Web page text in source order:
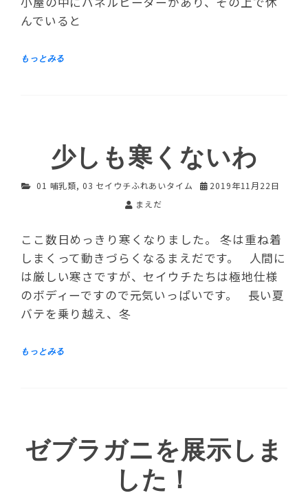
んでいると
少しも寒くないわ
01 哺乳類, 03 セイウチふれあいタイム
2019年11月22日
まえだ
ここ数日めっきり寒くなりました。 冬は重ね着
しまくって動きづらくなるまえだです。 人間に
は厳しい寒さですが、セイウチたちは極地仕様
のボディーですので元気いっぱいです。 長い夏
バテを乗り越え、冬
ゼブラガニを展示しま
した！